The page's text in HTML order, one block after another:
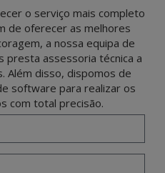
o serviço mais completo
de oferecer as melhores
a nossa equipa de
presta assessoria técnica a
Além disso, dispomos de
software para realizar os
com total precisão.